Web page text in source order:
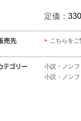
定価：
こちらを
小説・ノン
小説・ノン